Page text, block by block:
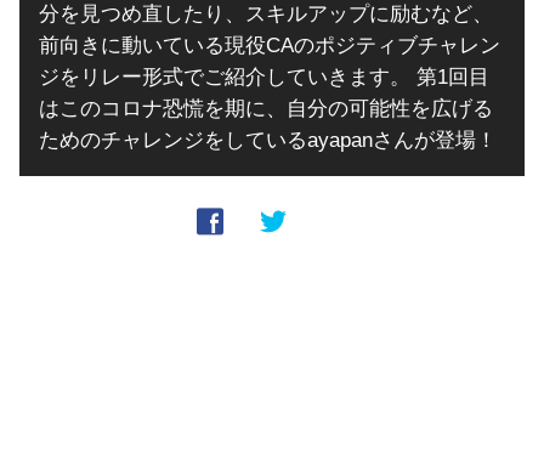
分を見つめ直したり、スキルアップに励むなど、
前向きに動いている現役CAのポジティブチャレン
ジをリレー形式でご紹介していきます。 第1回目
はこのコロナ恐慌を期に、自分の可能性を広げる
ためのチャレンジをしているayapanさんが登場！